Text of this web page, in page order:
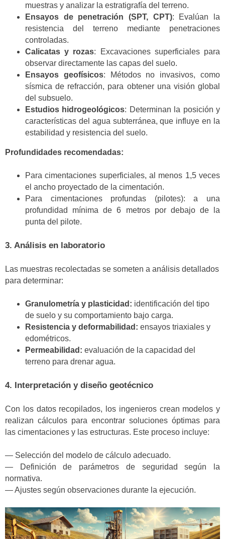
muestras y analizar la estratigrafía del terreno.
Ensayos de penetración (SPT, CPT): Evalúan la
resistencia del terreno mediante penetraciones
controladas.
Calicatas y rozas: Excavaciones superficiales para
observar directamente las capas del suelo.
Ensayos geofísicos: Métodos no invasivos, como
sísmica de refracción, para obtener una visión global
del subsuelo.
Estudios hidrogeológicos: Determinan la posición y
características del agua subterránea, que influye en la
estabilidad y resistencia del suelo.
Profundidades recomendadas:
Para cimentaciones superficiales, al menos 1,5 veces
el ancho proyectado de la cimentación.
Para cimentaciones profundas (pilotes): a una
profundidad mínima de 6 metros por debajo de la
punta del pilote.
3. Análisis en laboratorio
Las muestras recolectadas se someten a análisis detallados
para determinar:
Granulometría y plasticidad: identificación del tipo
de suelo y su comportamiento bajo carga.
Resistencia y deformabilidad: ensayos triaxiales y
edométricos.
Permeabilidad: evaluación de la capacidad del
terreno para drenar agua.
4. Interpretación y diseño geotécnico
Con los datos recopilados, los ingenieros crean modelos y
realizan cálculos para encontrar soluciones óptimas para
las cimentaciones y las estructuras. Este proceso incluye:
— Selección del modelo de cálculo adecuado.
— Definición de parámetros de seguridad según la
normativa.
— Ajustes según observaciones durante la ejecución.